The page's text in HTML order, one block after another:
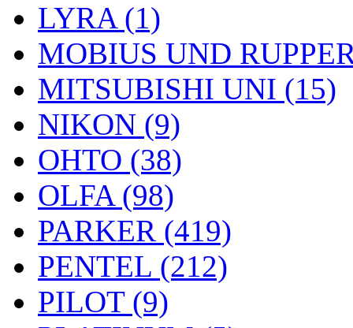
LYRA (1)
MOBIUS UND
MITSUBISHI UNI (15)
NIKON (9)
OHTO (38)
OLFA (98)
PARKER (419)
PENTEL (212)
PILOT (9)